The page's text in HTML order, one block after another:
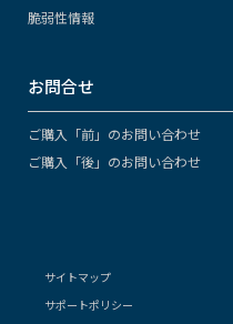
脆弱性情報
お問合せ
ご購入「前」のお問い合わせ
ご購入「後」のお問い合わせ
サイトマップ
サポートポリシー